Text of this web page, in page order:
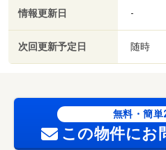
情報更新日 -
次回更新予定日 随時
無料・簡単
この物件にお